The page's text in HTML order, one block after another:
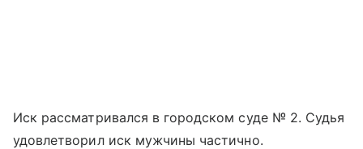
Иск рассматривался в городском суде № 2. Судья
удовлетворил иск мужчины частично.